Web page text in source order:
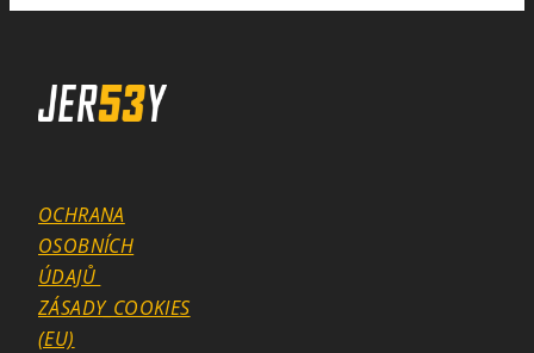
OCHRANA
OSOBNÍCH
ÚDAJŮ
ZÁSADY_COOKIES
(EU)